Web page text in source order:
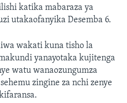
katika mabaraza ya
utakaofanyika Desemba 6.
wakati kuna tisho la
yanayotaka kujitenga
watu wanaozungumza
zingine za nchi zenye